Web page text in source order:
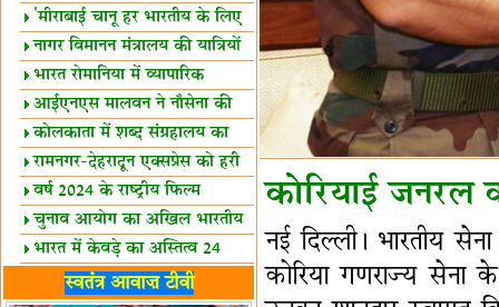
समझौता
'मीराबाई चानू हर भारतीय के लिए
प्रेरणा'
नागर विमानन मंत्रालय की यात्रियों
को सलाह
भारत रोमानिया में व्यापारिक
साझेदारियां
आईएनएस मालवन ने नौसेना की
ताकत बढ़ाई
कोलकाता में शब्द संग्रहालय का
उद्घाटन
रामनगर-देहरादून एक्सप्रेस को हरी
झंडीवर्ष 2024 के राष्ट्रीय फिल्म
पुरस्कारों की घोषणा
चुनाव आयोग का अखिल भारतीय
मीडिया सम्मेलन
भारत में केवड़े का अस्तित्‍व 24
लाख वर्ष!
लखनऊ में 'एक राष्ट्र एक चुनाव'
स्वतंत्र आवाज़ टीवी
कोरियाई
नई दिल्ली। भारतीय
कोरिया गणराज्य